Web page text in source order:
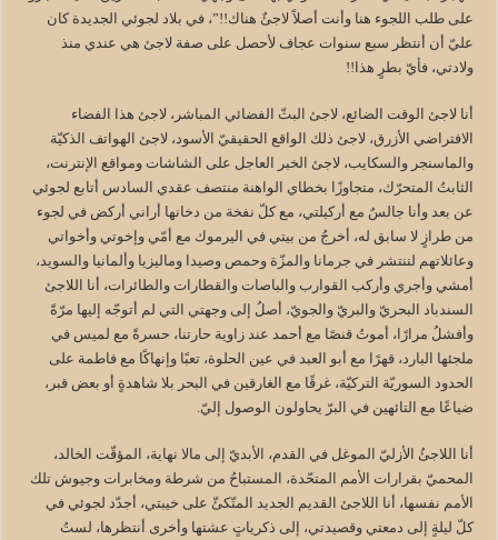
على طلب اللجوء هنا وأنت أصلاً لاجئٌ هناك!!”، في بلاد لجوئي الجديدة كان
عليّ أن أنتظر سبع سنوات عجاف لأحصل على صفة لاجئ هي عندي منذ
ولادتي، فأيّ بطرٍ هذا!!
أنا لاجئ الوقت الضائع، لاجئ البثّ الفضائي المباشر، لاجئ هذا الفضاء
الافتراضي الأزرق، لاجئ ذلك الواقع الحقيقيّ الأسود، لاجئ الهواتف الذكيّة
والماسنجر والسكايب، لاجئ الخبر العاجل على الشاشات ومواقع الإنترنت،
الثابتُ المتحرّك، متجاوزًا بخطاي الواهنة منتصف عقدي السادس أتابع لجوئي
عن بعد وأنا جالسٌ مع أركيلتي، مع كلّ نفخة من دخانها أراني أركض في لجوء
من طرازٍ لا سابق له، أخرجُ من بيتي في اليرموك مع أمّي وإخوتي وأخواتي
وعائلاتهم لننتشر في جرمانا والمزّة وحمص وصيدا وماليزيا وألمانيا والسويد،
أمشي وأجري وأركب القوارب والباصات والقطارات والطائرات، أنا اللاجئ
السندباد البحريّ والبريّ والجويّ، أصلُ إلى وجهتي التي لم أتوجّه إليها مرّةً
وأفشلُ مرارًا، أموتُ قنصًا مع أحمد عند زاوية حارتنا، حسرةً مع لميس في
ملجئها البارد، قهرًا مع أبو العبد في عين الحلوة، تعبًا وإنهاكًا مع فاطمة على
الحدود السوريّة التركيّة، غرقًا مع الغارقين في البحر بلا شاهدةٍ أو بعض قبر،
ضياعًا مع التائهين في البرّ يحاولون الوصول إليّ.
أنا اللاجئُ الأزليّ الموغل في القدم، الأبديّ إلى مالا نهاية، المؤقّت الخالد،
المحميّ بقرارات الأمم المتحّدة، المستباحُ من شرطة ومخابرات وجيوش تلك
الأمم نفسها، أنا اللاجئ القديم الجديد المتّكئّ على خيبتي، أجدّد لجوئي في
كلّ ليلةٍ إلى دمعتي وقصيدتي، إلى ذكرياتٍ عشتها وأخرى أنتظرها، لستُ